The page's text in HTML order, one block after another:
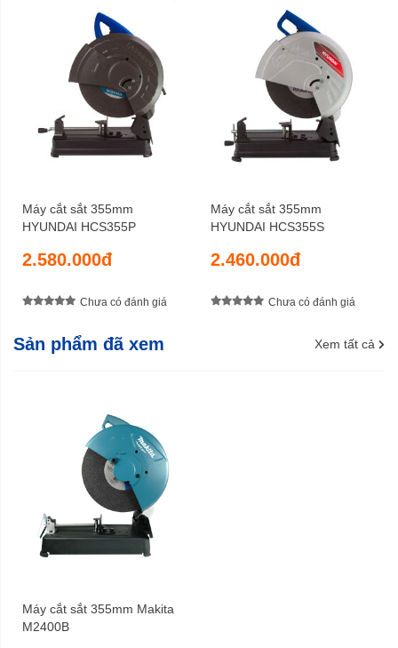
Trọng lượng tịnh
Trọng lượng cả bì
Máy cắt sắt 355mm
HYUNDAI HCS355P
2.580.000đ
Chưa có đánh giá
Máy cắt sắt 355mm
HYUNDAI HCS355S
2.460.000đ
Chưa có đánh giá
Sản phẩm đã xem Xem tất cả
Máy cắt sắt 355mm Makita
M2400B